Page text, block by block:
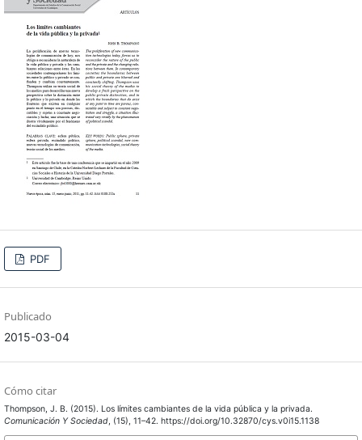
PDF
Publicado
2015-03-04
Cómo citar
Thompson, J. B. (2015). Los límites cambiantes de la vida pública y la privada.
Comunicación Y Sociedad, (15), 11–42. https://doi.org/10.32870/cys.v0i15.1138